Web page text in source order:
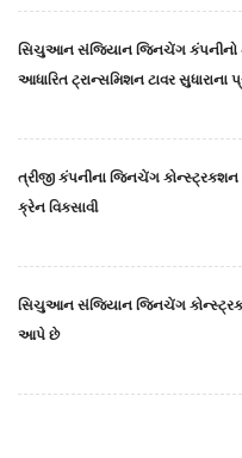
સિચુઆન સંજિયાન જિનચેંગ કંપનીનો
આધારિત ટ્રાન્સમિશન ટાવર
ત્રીજી કંપનીના જિનચેંગ કોન્સ્ટ્રક્શન
ક્રેન વિકસાવી
સિચુઆન સંજિયાન જિનચેંગ
આપે છે